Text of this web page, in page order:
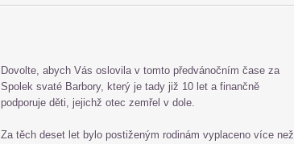
Dovolte, abych Vás oslovila v tomto předvánočním čase za
Spolek svaté Barbory, který je tady již 10 let a finančně
podporuje děti, jejichž otec zemřel v dole.
Za těch deset let bylo postiženým rodinám vyplaceno více než